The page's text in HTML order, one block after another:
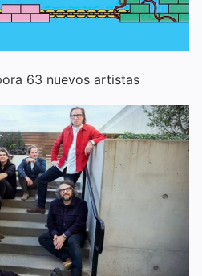
63 nuevos artistas